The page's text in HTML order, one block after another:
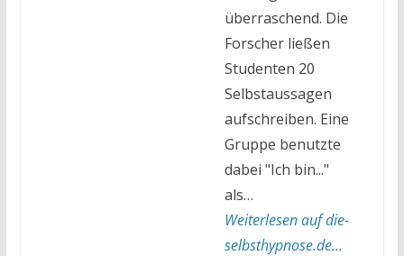
überraschend. Die
Forscher ließen
Studenten 20
Selbstaussagen
aufschreiben. Eine
Gruppe benutzte
dabei "Ich bin..."
als…
Weiterlesen auf die-
selbsthypnose.de...